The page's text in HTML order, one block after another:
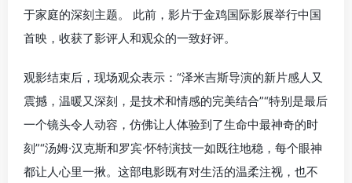
于家庭的深刻主题。 此前，影片于金鸡国际影展举行中国
首映，收获了影评人和观众的一致好评。
观影结束后，现场观众表示：“泽米吉斯导演的新片感人又
震撼，温暖又深刻，是技术和情感的完美结合”“特别是最后
一个镜头令人动容，仿佛让人体验到了生命中最神奇的时
刻”“汤姆·汉克斯和罗宾·怀特演技一如既往地稳，每个眼神
都让人心里一揪。这部电影既有对生活的温柔注视，也不